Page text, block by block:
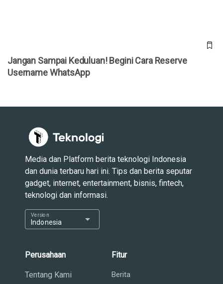
Jangan Sampai Keduluan! Begini Cara Reserve
Username WhatsApp
Media dan Platform berita teknologi Indonesia
dan dunia terbaru hari ini. Tips dan berita seputar
gadget, internet, entertainment, bisnis, fintech,
teknologi dan informasi.
Indonesia
Version arrow_drop_down
Perusahaan
Tentang Kami
Fitur
Berita